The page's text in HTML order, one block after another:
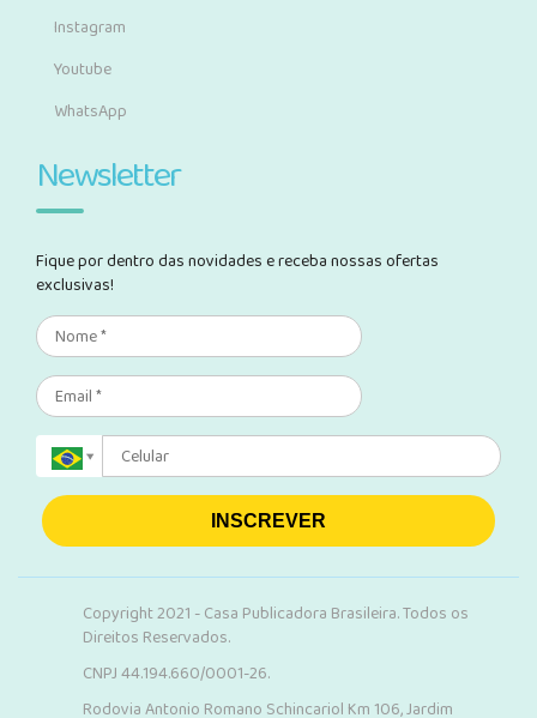
Instagram
Youtube
WhatsApp
Newsletter
Fique por dentro das novidades e receba nossas ofertas
exclusivas!
INSCREVER
Copyright 2021 - Casa Publicadora Brasileira. Todos os
Direitos Reservados.
CNPJ 44.194.660/0001-26.
Rodovia Antonio Romano Schincariol Km 106, Jardim